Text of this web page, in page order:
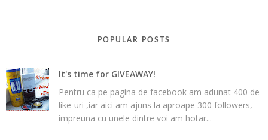
POPULAR POSTS
It's time for GIVEAWAY!
Pentru ca pe pagina de facebook am adunat 400 de
like-uri ,iar aici am ajuns la aproape 300 followers,
impreuna cu unele dintre voi am hotar...